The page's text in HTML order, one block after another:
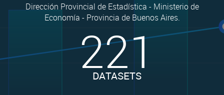
Dirección Provincial de Estadística - Ministerio de
Economía - Provincia de Buenos Aires.
221
DATASETS